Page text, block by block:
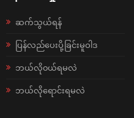
ဆက်သွယ်ရန်
ပြန်လည်ပေးပို့ခြင်းမူဝါဒ
ဘယ်လို၀ယ်ရမလဲ
ဘယ်လိုရောင်းရမလဲ